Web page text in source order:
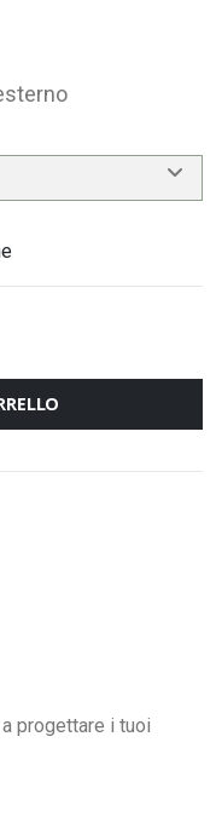
progettare i tuoi